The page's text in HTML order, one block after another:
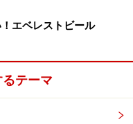
トとフェワ湖
あります。
ヤ展望台、標高1592
エベレストビール
テーマ